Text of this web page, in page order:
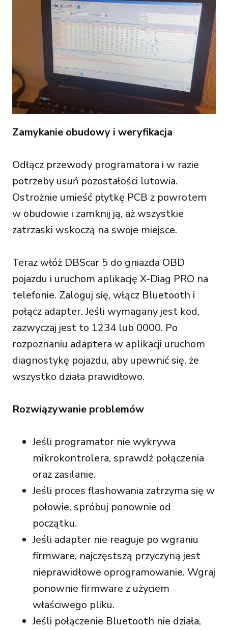
Zamykanie obudowy i weryfikacja
Odłącz przewody programatora i w razie
potrzeby usuń pozostałości lutowia.
Ostrożnie umieść płytkę PCB z powrotem
w obudowie i zamknij ją, aż wszystkie
zatrzaski wskoczą na swoje miejsce.
Teraz włóż DBScar 5 do gniazda OBD
pojazdu i uruchom aplikację X-Diag PRO na
telefonie. Zaloguj się, włącz Bluetooth i
połącz adapter. Jeśli wymagany jest kod,
zazwyczaj jest to 1234 lub 0000. Po
rozpoznaniu adaptera w aplikacji uruchom
diagnostykę pojazdu, aby upewnić się, że
wszystko działa prawidłowo.
Rozwiązywanie problemów
Jeśli programator nie wykrywa
mikrokontrolera, sprawdź połączenia
oraz zasilanie.
Jeśli proces flashowania zatrzyma się w
połowie, spróbuj ponownie od
początku.
Jeśli adapter nie reaguje po wgraniu
firmware, najczęstszą przyczyną jest
nieprawidłowe oprogramowanie. Wgraj
ponownie firmware z użyciem
właściwego pliku.
Jeśli połączenie Bluetooth nie działa,